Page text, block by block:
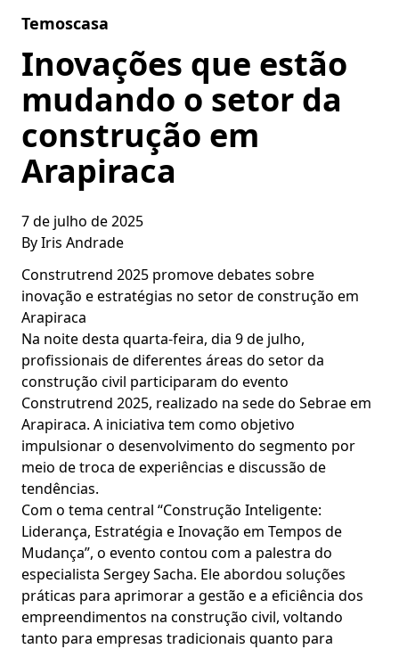
Temoscasa
Inovações que estão
mudando o setor da
construção em
Arapiraca
7 de julho de 2025
ByIris Andrade
Construtrend 2025 promove debates sobre
inovação e estratégias no setor de construção em
Arapiraca
Na noite desta quarta-feira, dia 9 de julho,
profissionais de diferentes áreas do setor da
construção civil participaram do evento
Construtrend 2025, realizado na sede do Sebrae em
Arapiraca. A iniciativa tem como objetivo
impulsionar o desenvolvimento do segmento por
meio de troca de experiências e discussão de
tendências.
Com o tema central “Construção Inteligente:
Liderança, Estratégia e Inovação em Tempos de
Mudança”, o evento contou com a palestra do
especialista Sergey Sacha. Ele abordou soluções
práticas para aprimorar a gestão e a eficiência dos
empreendimentos na construção civil, voltando
tanto para empresas tradicionais quanto para